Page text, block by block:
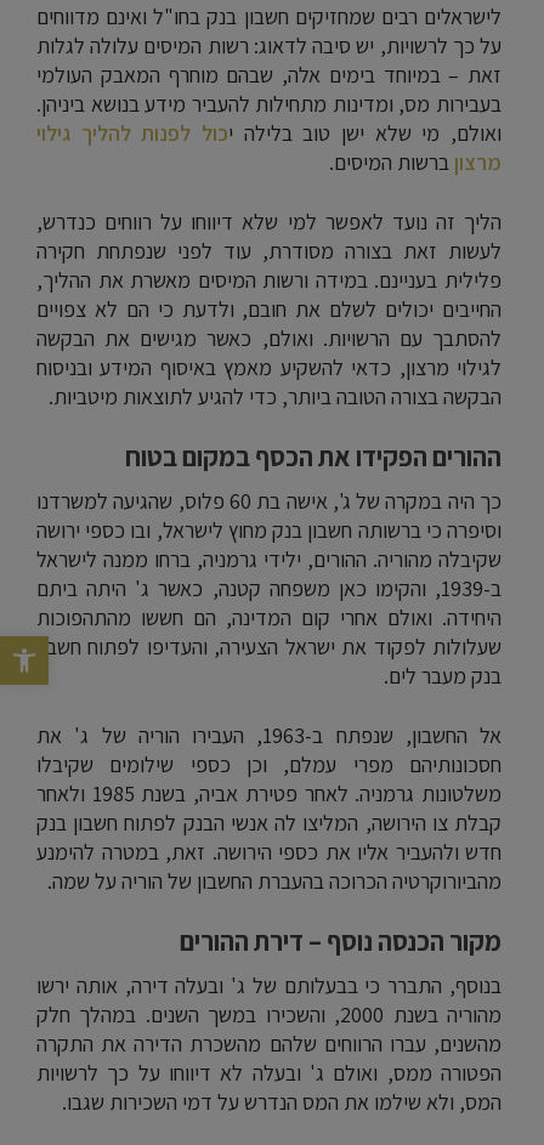
פתח סרגל
לישראלים רבים שמחזיקים חשבון בנק בחו"ל ואינם מדווחים
על כך לרשויות, יש סיבה לדאוג: רשות המיסים עלולה לגלות
זאת – במיוחד בימים אלה, שבהם מוחרף המאבק העולמי
בעבירות מס, ומדינות מתחילות להעביר מידע בנושא ביניהן.
ואולם, מי שלא ישן טוב בלילה יכול לפנות להליך גילוי
מרצון ברשות המיסים.
הליך זה נועד לאפשר למי שלא דיווחו על רווחים כנדרש,
לעשות זאת בצורה מסודרת, עוד לפני שנפתחת חקירה
פלילית בעניינם. במידה ורשות המיסים מאשרת את ההליך,
החייבים יכולים לשלם את חובם, ולדעת כי הם לא צפויים
להסתבך עם הרשויות. ואולם, כאשר מגישים את הבקשה
לגילוי מרצון, כדאי להשקיע מאמץ באיסוף המידע ובניסוח
הבקשה בצורה הטובה ביותר, כדי להגיע לתוצאות מיטביות.
ההורים הפקידו את הכסף במקום בטוח
כך היה במקרה של ג', אישה בת 60 פלוס, שהגיעה למשרדנו
וסיפרה כי ברשותה חשבון בנק מחוץ לישראל, ובו כספי ירושה
שקיבלה מהוריה. ההורים, ילידי גרמניה, ברחו ממנה לישראל
ב-1939, והקימו כאן משפחה קטנה, כאשר ג' היתה ביתם
היחידה. ואולם אחרי קום המדינה, הם חששו מהתהפוכות
שעלולות לפקוד את ישראל הצעירה, והעדיפו לפתוח חשבון
בנק מעבר לים.
אל החשבון, שנפתח ב-1963, העבירו הוריה של ג' את
חסכונותיהם מפרי עמלם, וכן כספי שילומים שקיבלו
משלטונות גרמניה. לאחר פטירת אביה, בשנת 1985 ולאחר
קבלת צו הירושה, המליצו לה אנשי הבנק לפתוח חשבון בנק
חדש ולהעביר אליו את כספי הירושה. זאת, במטרה להימנע
מהביורוקרטיה הכרוכה בהעברת החשבון של הוריה על שמה.
מקור הכנסה נוסף – דירת ההורים
בנוסף, התברר כי בבעלותם של ג' ובעלה דירה, אותה ירשו
מהוריה בשנת 2000, והשכירו במשך השנים. במהלך חלק
מהשנים, עברו הרווחים שלהם מהשכרת הדירה את התקרה
הפטורה ממס, ואולם ג' ובעלה לא דיווחו על כך לרשויות
המס, ולא שילמו את המס הנדרש על דמי השכירות שגבו.